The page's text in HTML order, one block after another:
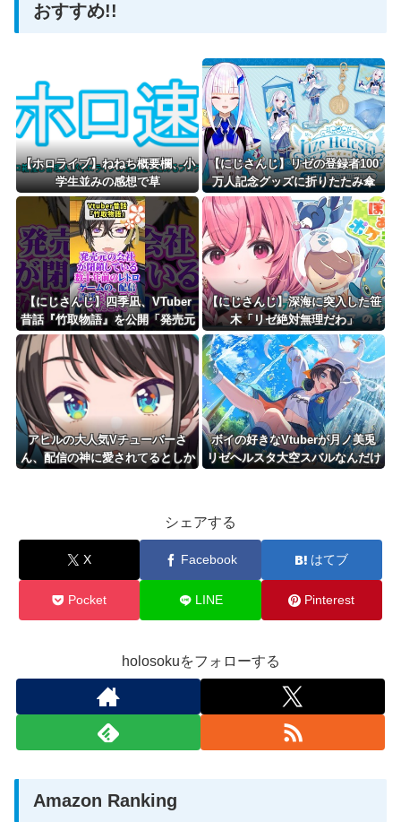
おすすめ!!
【ホロライブ】ねねち概要欄、小
学生並みの感想で草
【にじさんじ】リゼの登録者100
万人記念グッズに折りたたみ傘
『傘で草』『晴れてても雨降りそ
う』
【にじさんじ】四季凪、VTuber
昔話『竹取物語』を公開「発売元
の会社が閉鎖している数十年前の
レトロゲームの配信許諾を持って
きてください」
【にじさんじ】深海に突入した笹
木「リゼ絶対無理だわ」
アヒルの大人気Vチューバーさ
ん、配信の神に愛されてるとしか
ボイの好きなVtuberが月ノ美兎
リゼヘルスタ大空スバルなんだけ
シェアする
X Facebook はてブ
Pocket LINE Pinterest
holosokuをフォローする
Amazon Ranking